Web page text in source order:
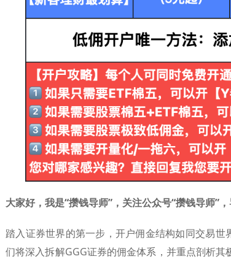
大家好，我是“攒钱导师”，关注公众号“攒钱导师”
踏入证券世界的第一步，开户佣金结构如同交易
们将深入拆解GGG证券的佣金体系，并重点剖析